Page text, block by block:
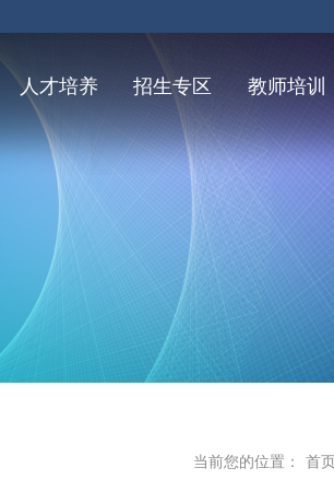
人才培养 招生专区 教师培训
当前您的位置： 首页